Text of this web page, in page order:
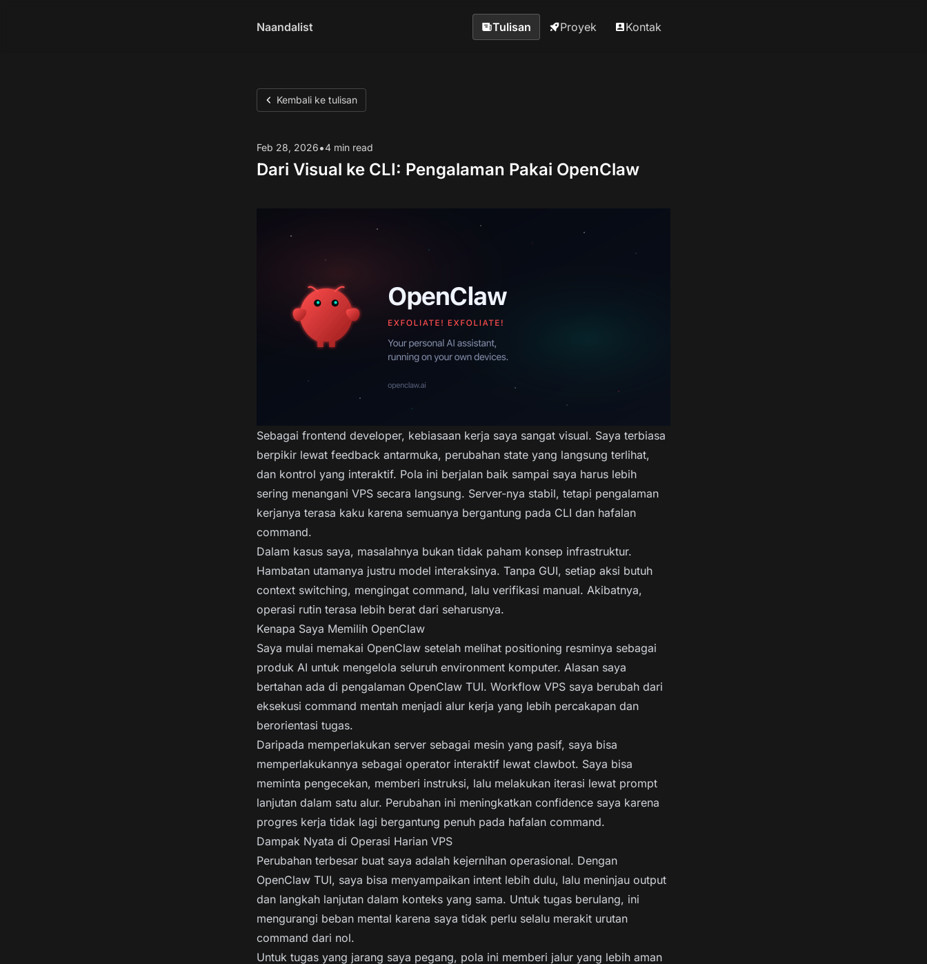
Naandalist Tulisan Proyek Kontak
Kembali ke tulisan
Feb 28, 2026•4 min read
Dari Visual ke CLI: Pengalaman Pakai OpenClaw
Sebagai frontend developer, kebiasaan kerja saya sangat visual. Saya terbiasa
berpikir lewat feedback antarmuka, perubahan state yang langsung terlihat,
dan kontrol yang interaktif. Pola ini berjalan baik sampai saya harus lebih
sering menangani VPS secara langsung. Server-nya stabil, tetapi pengalaman
kerjanya terasa kaku karena semuanya bergantung pada CLI dan hafalan
command.
Dalam kasus saya, masalahnya bukan tidak paham konsep infrastruktur.
Hambatan utamanya justru model interaksinya. Tanpa GUI, setiap aksi butuh
context switching, mengingat command, lalu verifikasi manual. Akibatnya,
operasi rutin terasa lebih berat dari seharusnya.
Kenapa Saya Memilih OpenClaw
Saya mulai memakai OpenClaw setelah melihat positioning resminya sebagai
produk AI untuk mengelola seluruh environment komputer. Alasan saya
bertahan ada di pengalaman OpenClaw TUI. Workflow VPS saya berubah dari
eksekusi command mentah menjadi alur kerja yang lebih percakapan dan
berorientasi tugas.
Daripada memperlakukan server sebagai mesin yang pasif, saya bisa
memperlakukannya sebagai operator interaktif lewat clawbot. Saya bisa
meminta pengecekan, memberi instruksi, lalu melakukan iterasi lewat prompt
lanjutan dalam satu alur. Perubahan ini meningkatkan confidence saya karena
progres kerja tidak lagi bergantung penuh pada hafalan command.
Dampak Nyata di Operasi Harian VPS
Perubahan terbesar buat saya adalah kejernihan operasional. Dengan
OpenClaw TUI, saya bisa menyampaikan intent lebih dulu, lalu meninjau output
dan langkah lanjutan dalam konteks yang sama. Untuk tugas berulang, ini
mengurangi beban mental karena saya tidak perlu selalu merakit urutan
command dari nol.
Untuk tugas yang jarang saya pegang, pola ini memberi jalur yang lebih aman